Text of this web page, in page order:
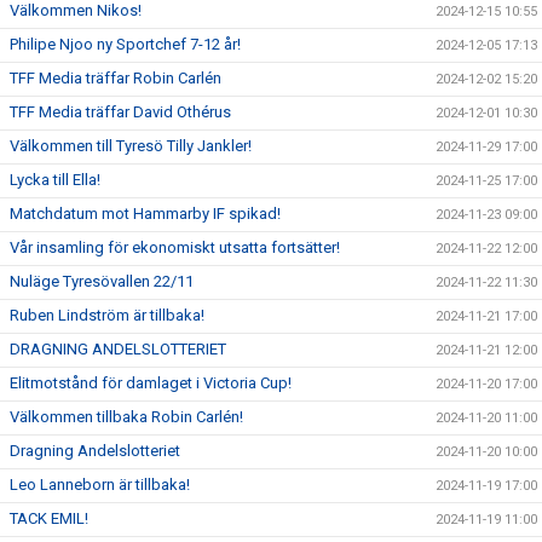
Välkommen Nikos! 2024-12-15 10:55
Philipe Njoo ny Sportchef 7-12 år! 2024-12-05 17:13
TFF Media träffar Robin Carlén 2024-12-02 15:20
TFF Media träffar David Othérus 2024-12-01 10:30
Välkommen till Tyresö Tilly Jankler! 2024-11-29 17:00
Lycka till Ella! 2024-11-25 17:00
Matchdatum mot Hammarby IF spikad! 2024-11-23 09:00
Vår insamling för ekonomiskt utsatta fortsätter! 2024-11-22 12:00
Nuläge Tyresövallen 22/11 2024-11-22 11:30
Ruben Lindström är tillbaka! 2024-11-21 17:00
DRAGNING ANDELSLOTTERIET 2024-11-21 12:00
Elitmotstånd för damlaget i Victoria Cup! 2024-11-20 17:00
Välkommen tillbaka Robin Carlén! 2024-11-20 11:00
Dragning Andelslotteriet 2024-11-20 10:00
Leo Lanneborn är tillbaka! 2024-11-19 17:00
TACK EMIL! 2024-11-19 11:00